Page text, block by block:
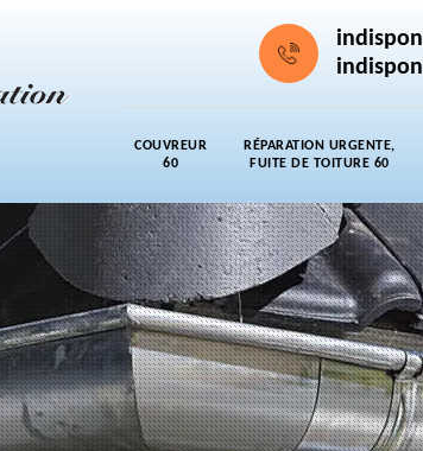
COUVREUR
60
RÉPARATION URGENTE,
FUITE DE TOITURE 60